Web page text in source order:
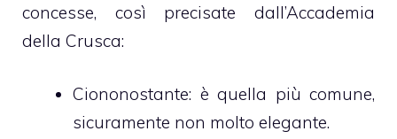
concesse, così precisate dall’Accademia
della Crusca:
Ciononostante: è quella più comune,
sicuramente non molto elegante.